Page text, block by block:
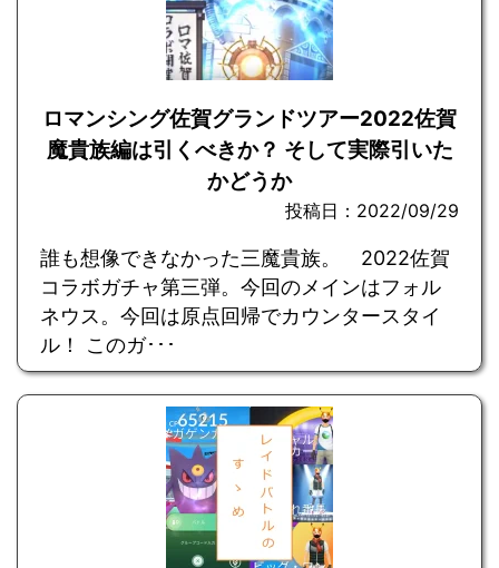
ロマンシング佐賀グランドツアー2022佐賀
魔貴族編は引くべきか？ そして実際引いた
かどうか
投稿日：2022/09/29
誰も想像できなかった三魔貴族。 2022佐賀
コラボガチャ第三弾。今回のメインはフォル
ネウス。今回は原点回帰でカウンタースタイ
ル！ このガ･･･